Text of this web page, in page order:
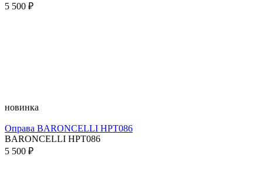
5 500 ₽
новинка
Оправа BARONCELLI HPT086
BARONCELLI HPT086
5 500 ₽